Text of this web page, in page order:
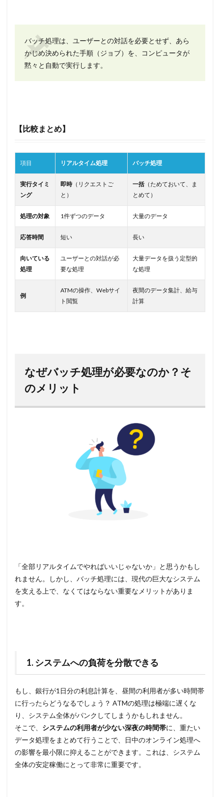
バッチ処理は、ユーザーとの対話を必要とせず、あら
かじめ決められた手順（ジョブ）を、コンピュータが
黙々と自動で実行します。
【比較まとめ】
項目 リアルタイム処理 バッチ処理
実行タイミ
ング
即時（リクエストご
と）
一括（ためておいて、ま
とめて）
処理の対象 1件ずつのデータ 大量のデータ
応答時間 短い 長い
向いている
処理
ユーザーとの対話が必
要な処理
大量データを扱う定型的
な処理
例
ATMの操作、Webサイ
ト閲覧
夜間のデータ集計、給与
計算
なぜバッチ処理が必要なのか？そ
のメリット
「全部リアルタイムでやればいいじゃないか」と思うかもし
れません。しかし、バッチ処理には、現代の巨大なシステム
を支える上で、なくてはならない重要なメリットがありま
す。
1. システムへの負荷を分散できる
もし、銀行が1日分の利息計算を、昼間の利用者が多い時間帯
に行ったらどうなるでしょう？ ATMの処理は極端に遅くな
り、システム全体がパンクしてしまうかもしれません。
そこで、 システムの利用者が少ない深夜の時間帯に、重たい
データ処理をまとめて行うことで、日中のオンライン処理へ
の影響を最小限に抑えることができます。これは、システム
全体の安定稼働にとって非常に重要です。